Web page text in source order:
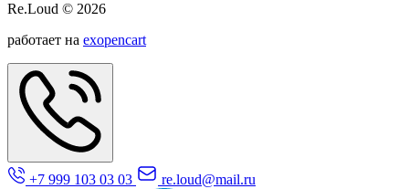
Re.Loud © 2026
работает на exopencart
+7 999 103 03 03 re.loud@mail.ru